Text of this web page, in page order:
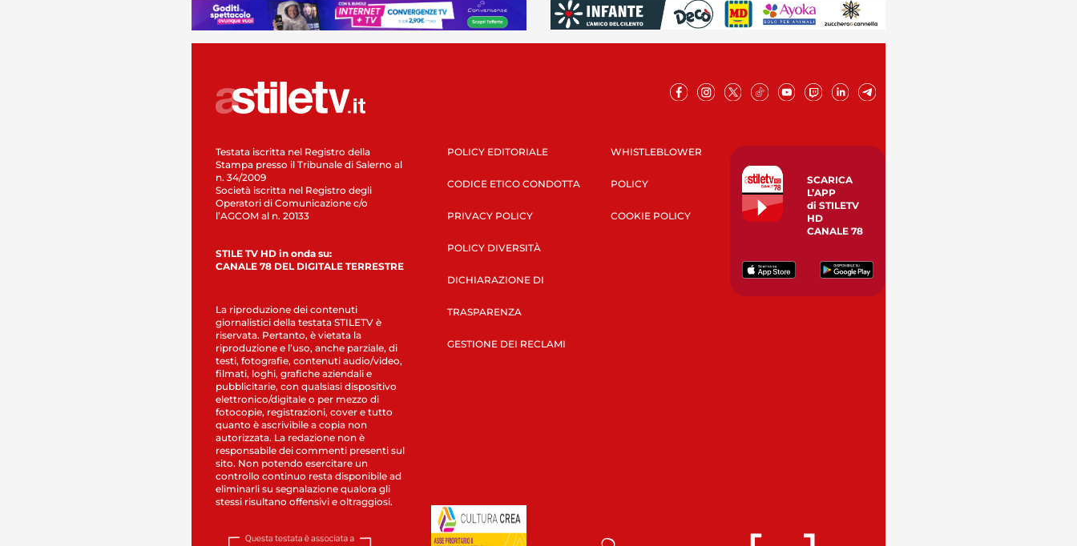
Testata iscritta nel Registro della
Stampa presso il Tribunale di Salerno al
n. 34/2009
Società iscritta nel Registro degli
Operatori di Comunicazione c/o
l’AGCOM al n. 20133
STILE TV HD in onda su:
CANALE 78 DEL DIGITALE TERRESTRE
La riproduzione dei contenuti
giornalistici della testata STILETV è
riservata. Pertanto, è vietata la
riproduzione e l’uso, anche parziale, di
testi, fotografie, contenuti audio/video,
filmati, loghi, grafiche aziendali e
pubblicitarie, con qualsiasi dispositivo
elettronico/digitale o per mezzo di
fotocopie, registrazioni, cover e tutto
quanto è ascrivibile a copia non
autorizzata. La redazione non è
responsabile dei commenti presenti sul
sito. Non potendo esercitare un
controllo continuo resta disponibile ad
eliminarli su segnalazione qualora gli
stessi risultano offensivi e oltraggiosi.
POLICY EDITORIALE
CODICE ETICO CONDOTTA
PRIVACY POLICY
POLICY DIVERSITÀ
DICHIARAZIONE DI
TRASPARENZA
GESTIONE DEI RECLAMI
WHISTLEBLOWER
POLICY
COOKIE POLICY
SCARICA
L’APP
di STILETV
HD
CANALE 78